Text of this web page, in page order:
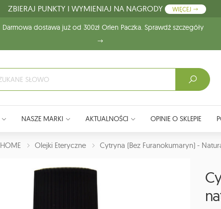
ZBIERAJ PUNKTY I WYMIENIAJ NA NAGRODY WIĘCEJ
Darmowa dostawa już od 300zł Orlen Paczka. Sprawdź szczegóły
NASZE MARKI AKTUALNOŚCI OPINIE O SKLEPIE
HOME Olejki Eteryczne Cytryna (bez Furanokumaryn) -